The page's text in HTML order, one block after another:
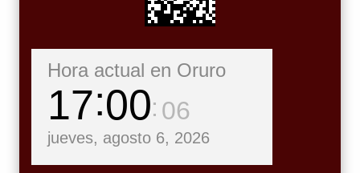
Hora actual en Oruro
17 00 07
jueves, agosto 6, 2026